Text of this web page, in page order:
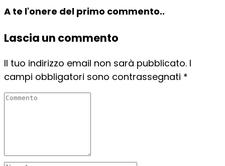
A te l'onere del primo commento..
Lascia un commento
Il tuo indirizzo email non sarà pubblicato. I
campi obbligatori sono contrassegnati *